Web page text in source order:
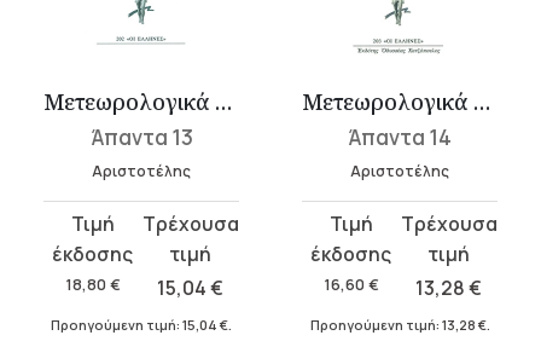
Μετεωρολογικά 1 (Α΄, Β΄)
Άπαντα 13
Αριστοτέλης
18,80 €
Original
price
was:
18,80 €.
15,04€
τρέχουσα
τιμή
Προηγούμενη τιμή: 15,04 €
Μετεωρολογικά 2 (Γ΄, Δ΄)
Άπαντα 14
Αριστοτέλης
16,60 €
Original
price
was:
16,60 €.
13,28€
τρέχουσα
τιμή
Προηγούμενη τιμή: 13,28 €.